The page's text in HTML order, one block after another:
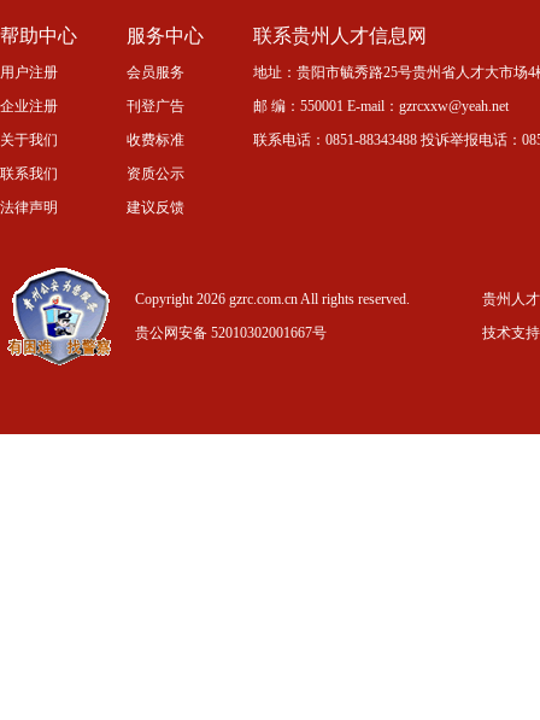
帮助中心
用户注册
企业注册
关于我们
联系我们
法律声明
服务中心
会员服务
刊登广告
收费标准
资质公示
建议反馈
联系贵州人才信息网
地址：贵阳市毓秀路25号贵州省人才大市场
邮 编：550001 E-mail：gzrcxxw@yeah.net
联系电话：0851-88343488 投诉举报电话：
Copyright 2026 gzrc.com.cn All rights reserved.
贵公网安备 52010302001667号
贵州人
技术支